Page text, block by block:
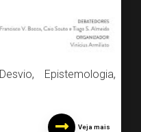
Desvio, Epistemologia,
Veja mais